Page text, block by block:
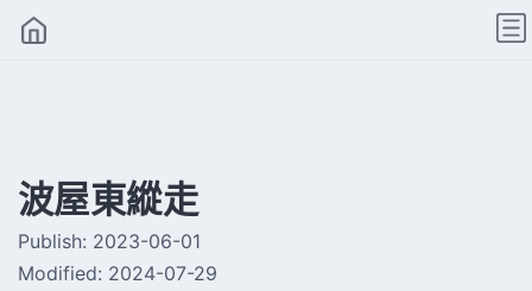
波屋東縱走
Publish: 2023-06-01
Modified: 2024-07-29